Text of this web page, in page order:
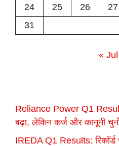
24
25 26 27
31
« Jul
Reliance Power Q1
बढ़ा, लेकिन कर्ज और कानूनी
IREDA Q1 Results: